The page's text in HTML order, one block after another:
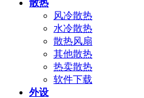
散热
风冷散热
水冷散热
散热风扇
其他散热
热卖散热
软件下载
外设